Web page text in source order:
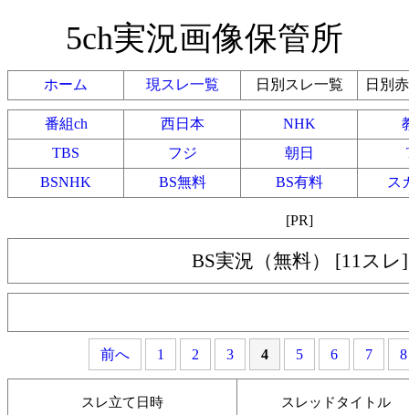
5ch実況画像保管所
ホーム 現スレ一覧 日別スレ一覧 日別
番組ch 西日本 NHK
TBS
フジ 朝日
BSNHK
BS無料 BS有料 ス
[PR]
BS実況（無料） [11スレ]
前へ 1 2 3 4 5 6 7 8
スレ立て日時 スレッドタイトル